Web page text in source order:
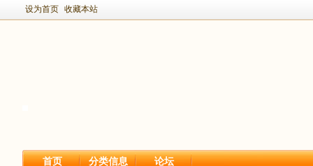
设为首页 收藏本站
首页 分类信息 论坛